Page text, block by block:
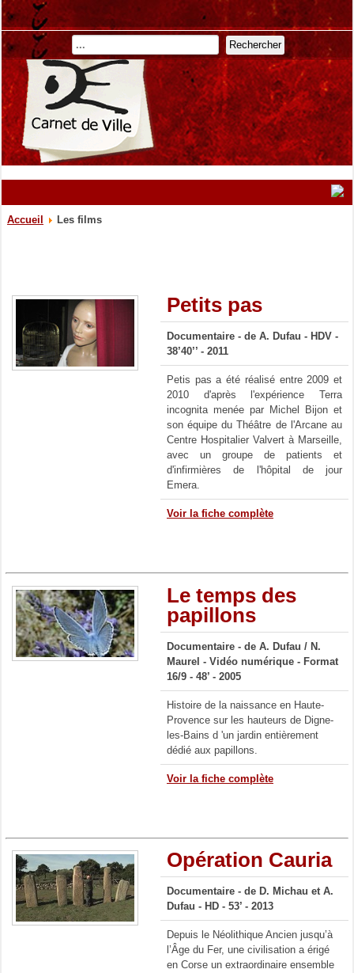
Rechercher
Accueil Les films
Petits pas
Documentaire - de A. Dufau - HDV -
38’40’’ - 2011
Petis pas a été réalisé entre 2009 et
2010 d'après l'expérience Terra
incognita menée par Michel Bijon et
son équipe du Théâtre de l'Arcane au
Centre Hospitalier Valvert à Marseille,
avec un groupe de patients et
d'infirmières de l'hôpital de jour
Emera.
Voir la fiche complète
Le temps des
papillons
Documentaire - de A. Dufau / N.
Maurel - Vidéo numérique - Format
16/9 - 48’ - 2005
Histoire de la naissance en Haute-
Provence sur les hauteurs de Digne-
les-Bains d 'un jardin entièrement
dédié aux papillons.
Voir la fiche complète
Opération Cauria
Documentaire - de D. Michau et A.
Dufau - HD - 53’ - 2013
Depuis le Néolithique Ancien jusqu’à
l’Âge du Fer, une civilisation a érigé
en Corse un extraordinaire ensemble